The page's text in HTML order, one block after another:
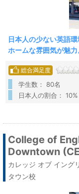
日本人の少ない英語
ホームな雰囲気が魅力
総合満足度
学生数： 80名
日本人の割合： 10%
College of
Downtown
カレッジ オブ イング
タウン校